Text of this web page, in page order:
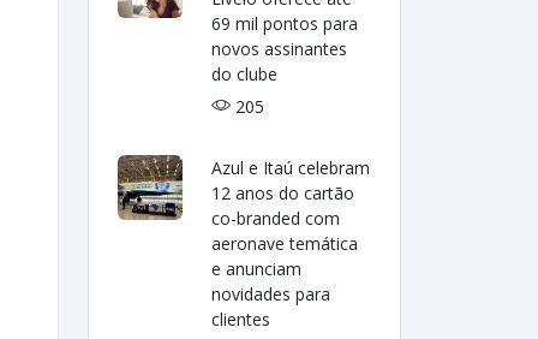
69 mil pontos para
novos assinantes
do clube
205
Azul e Itaú celebram
12 anos do cartão
co-branded com
aeronave temática
e anunciam
novidades para
clientes